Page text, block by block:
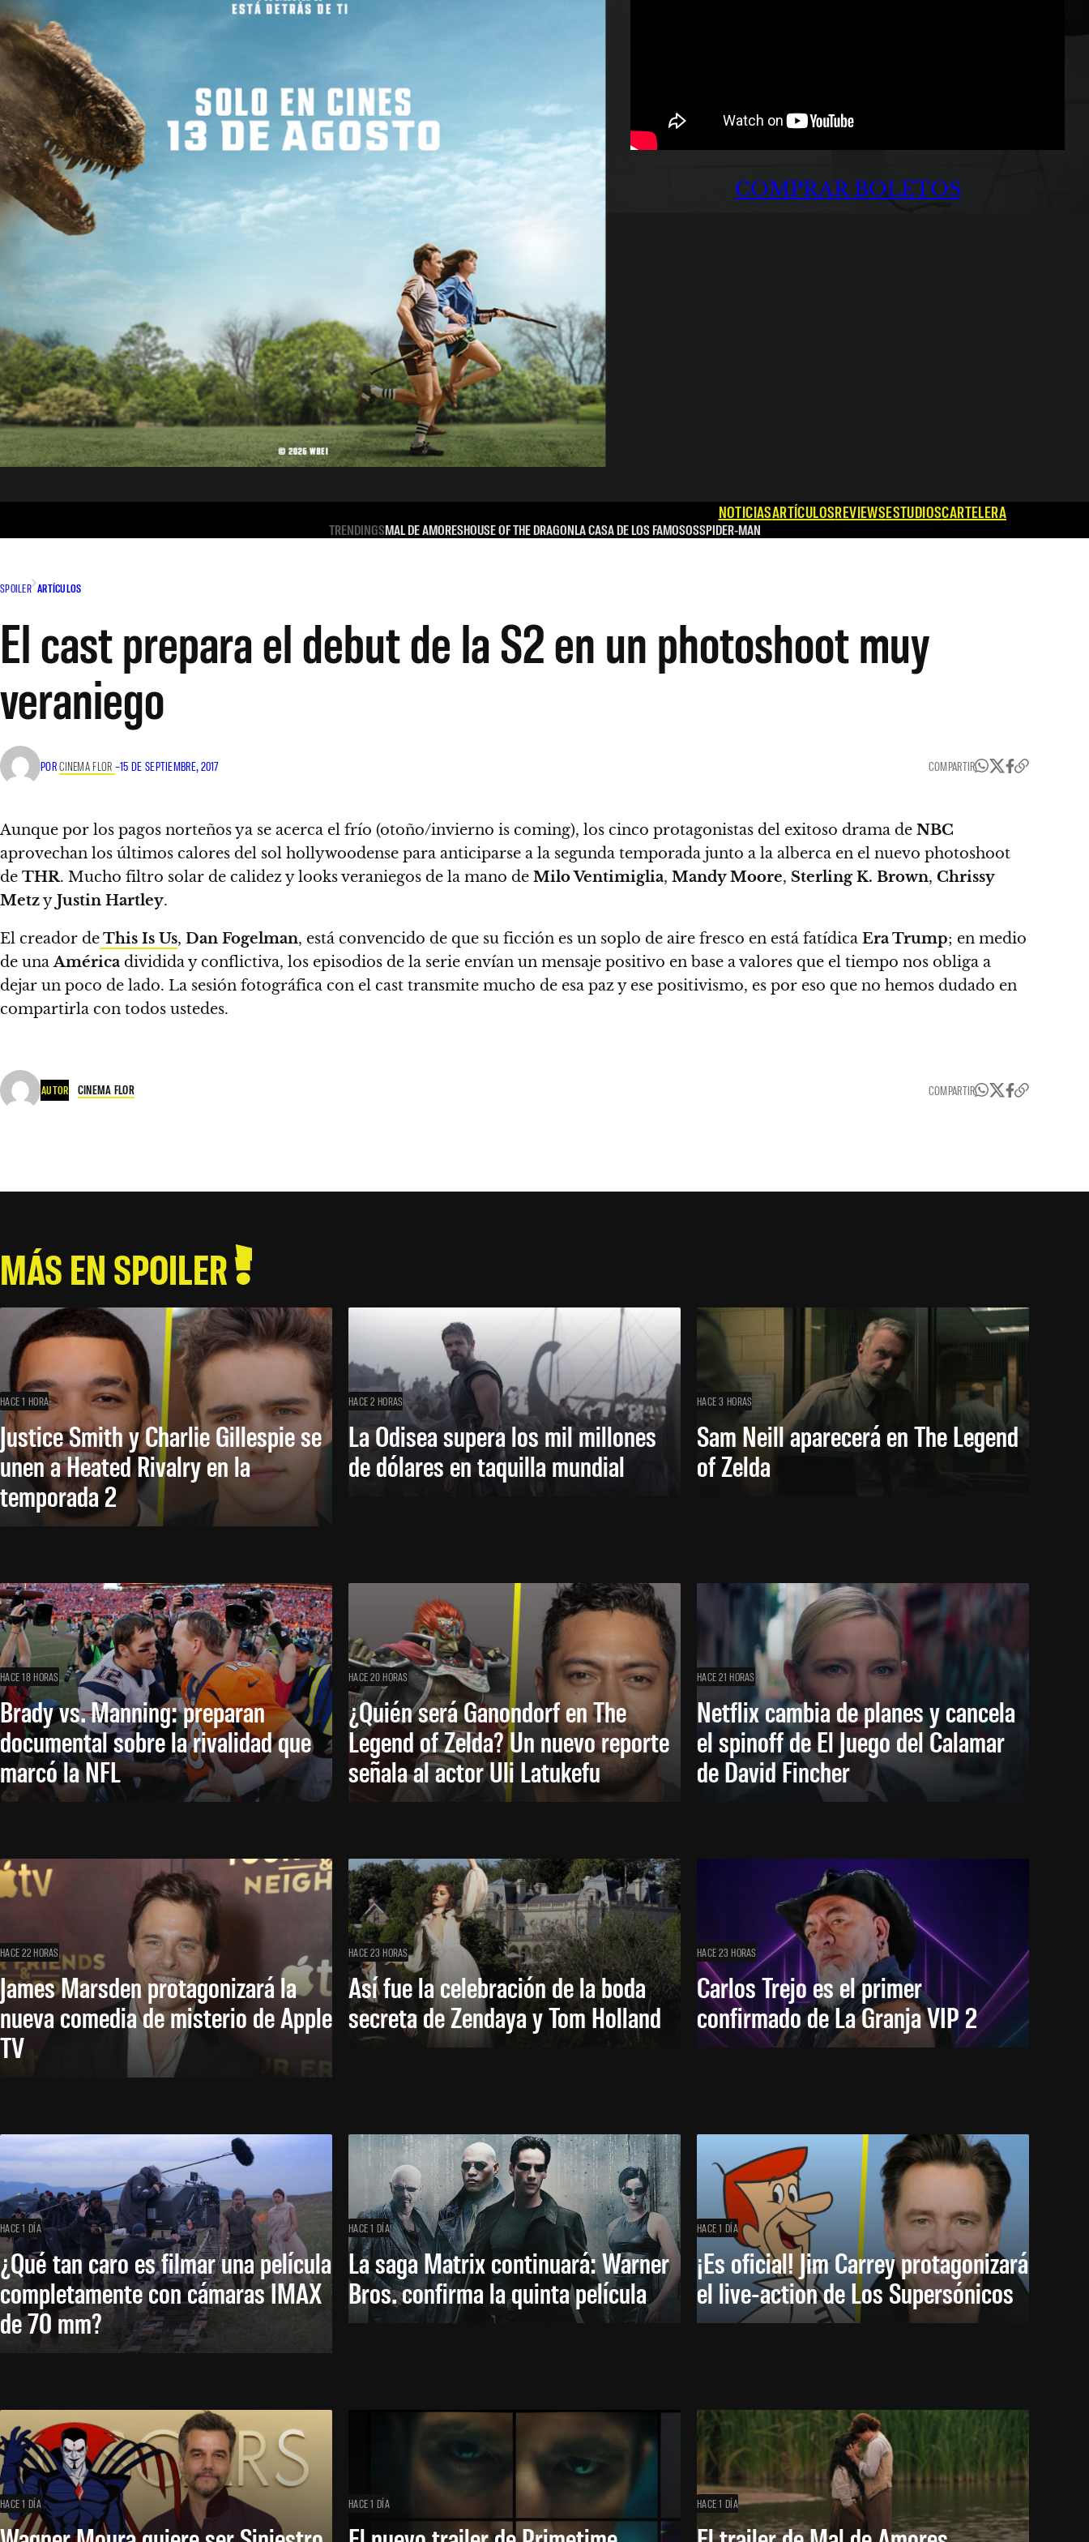
COMPRAR BOLETOS
NOTICIASARTÍCULOSREVIEWSESTUDIOSCARTELERA
TRENDINGSMAL DE AMORESHOUSE OF THE DRAGONLA CASA DE LOS FAMOSOSSPIDER-MAN
SPOILER ARTÍCULOS
El cast prepara el debut de la S2 en un photoshoot muy
veraniego
PORCINEMA FLOR –15 DE SEPTIEMBRE, 2017 COMPARTIR
Aunque por los pagos norteños ya se acerca el frío (otoño/invierno is coming), los cinco protagonistas del exitoso drama de NBC
aprovechan los últimos calores del sol hollywoodense para anticiparse a la segunda temporada junto a la alberca en el nuevo photoshoot
de THR. Mucho filtro solar de calidez y looks veraniegos de la mano de Milo Ventimiglia, Mandy Moore, Sterling K. Brown, Chrissy
Metzy Justin Hartley.
El creador deThis Is Us, Dan Fogelman, está convencido de que su ficción es un soplo de aire fresco en está fatídica Era Trump; en medio
de unaAmérica dividida y conflictiva, los episodios de la serie envían un mensaje positivo en base a valores que el tiempo nos obliga a
dejar un poco de lado. La sesión fotográfica con el cast transmite mucho de esa paz y ese positivismo, es por eso que no hemos dudado en
compartirla con todos ustedes.
AUTOR CINEMA FLOR COMPARTIR
MÁS EN SPOILER
HACE 1 HORA
Justice Smith y Charlie Gillespie se
unen a Heated Rivalry en la
temporada 2
HACE 2 HORAS
La Odisea supera los mil millones
de dólares en taquilla mundial
HACE 3 HORAS
Sam Neill aparecerá en The Legend
of Zelda
HACE 18 HORAS
Brady vs. Manning: preparan
documental sobre la rivalidad que
marcó la NFL
HACE 20 HORAS
¿Quién será Ganondorf en The
Legend of Zelda? Un nuevo reporte
señala al actor Uli Latukefu
HACE 21 HORAS
Netflix cambia de planes y cancela
el spinoff de El Juego del Calamar
de David Fincher
HACE 22 HORAS
James Marsden protagonizará la
nueva comedia de misterio de Apple
TV
HACE 23 HORAS
Así fue la celebración de la boda
secreta de Zendaya y Tom Holland
HACE 23 HORAS
Carlos Trejo es el primer
confirmado de La Granja VIP 2
HACE 1 DÍA
¿Qué tan caro es filmar una película
completamente con cámaras IMAX
de 70 mm?
HACE 1 DÍA
La saga Matrix continuará: Warner
Bros. confirma la quinta película
HACE 1 DÍA
¡Es oficial! Jim Carrey protagonizará
el live-action de Los Supersónicos
HACE 1 DÍA HACE 1 DÍA HACE 1 DÍA